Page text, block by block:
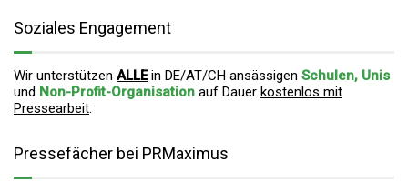
Soziales Engagement
Wir unterstützen ALLEin DE/AT/CH ansässigen Schulen, Unis
und Non-Profit-Organisation auf Dauer kostenlos mit
Pressearbeit.
Pressefächer bei PRMaximus